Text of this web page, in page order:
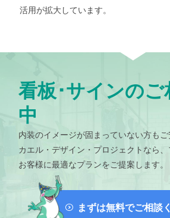
活用が拡大しています。
看板･サインの
中
内装のイメージが固まっていない方もご
カエル・デザイン・プロジェクトなら
お客様に最適なプランをご提案します。
まずは無料でご相談